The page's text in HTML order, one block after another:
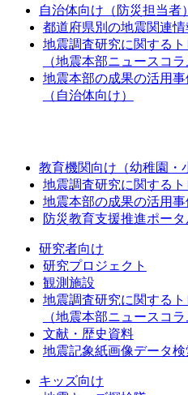
自治体向け（防災担当者）
都道府県別の地震関連情
地震調査研究に関するト
（地震本部ニュースコラ
地震本部の成果の活用事
（自治体向け）
教育機関向け（幼稚園・
地震調査研究に関する
地震本部の成果の活用事
防災教育支援推進ポータ
研究者向け
研究プロジェクト
観測施設
地震調査研究に関するト
（地震本部ニュースコラ
文献・歴史資料
地震記象紙画像データ検
キッズ向け